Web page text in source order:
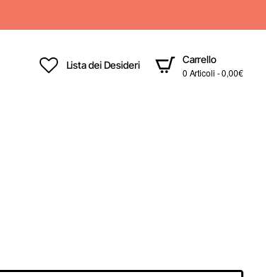
Lista dei Desideri
Carrello
0 Articoli - 0,00€